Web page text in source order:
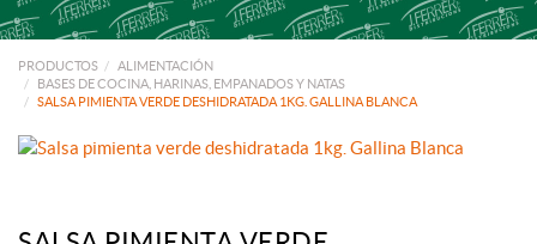
PRODUCTOS
ALIMENTACIÓN
BASES DE COCINA, HARINAS, EMPANADOS Y NATAS
SALSA PIMIENTA VERDE DESHIDRATADA 1KG. GALLINA BLANCA